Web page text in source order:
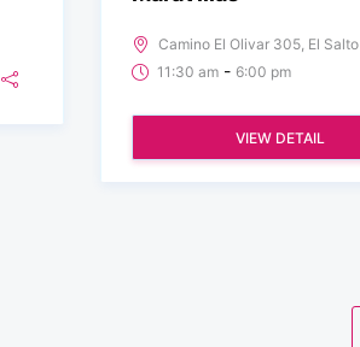
Camino El Olivar 305, El Salto
11:30 am- 6:00 pm
VIEW DETAIL